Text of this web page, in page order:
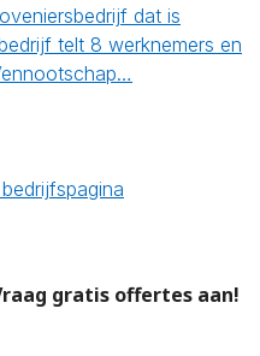
dat is
telt 8 werknemers en
gratis offertes aan!